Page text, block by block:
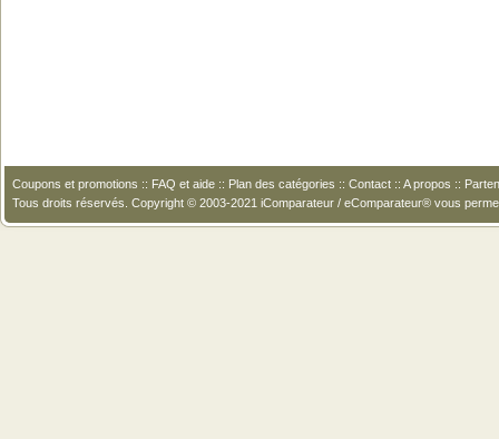
Coupons et promotions :: FAQ et aide :: Plan des catégories :: Contact :: A propos ::
Tous droits réservés. Copyright © 2003-2021 iComparateur / eComparateur® vous